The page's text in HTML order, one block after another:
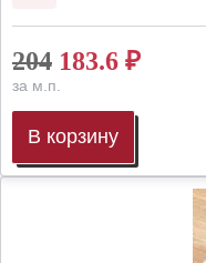
204 183.6 ₽
за м.п.
В корзину